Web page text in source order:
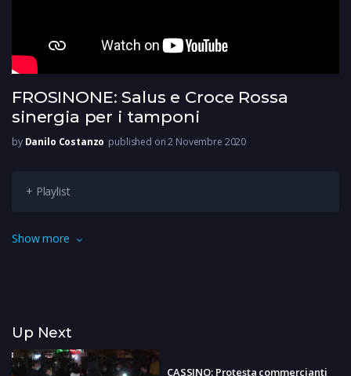
FROSINONE: Salus e Croce Rossa
sinergia per i tamponi
by Danilo Costanzo published on 2 Novembre 2020
+ Playlist
Croce rossa e Salus insieme per eseguire i tamponi rapidi e
Show more
Up Next
CASSINO: Protesta commercianti